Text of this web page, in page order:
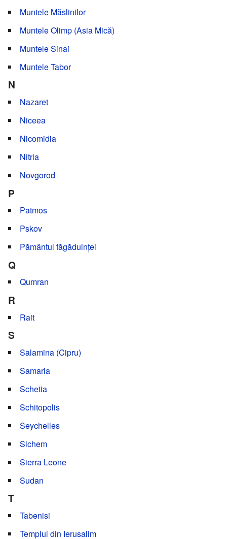
Muntele Măslinilor
Muntele Olimp (Asia Mică)
Muntele Sinai
Muntele Tabor
N
Nazaret
Niceea
Nicomidia
Nitria
Novgorod
P
Patmos
Pskov
Pământul făgăduinței
Q
Qumran
R
Rait
S
Salamina (Cipru)
Samaria
Schetia
Schitopolis
Seychelles
Sichem
Sierra Leone
Sudan
T
Tabenisi
Templul din Ierusalim